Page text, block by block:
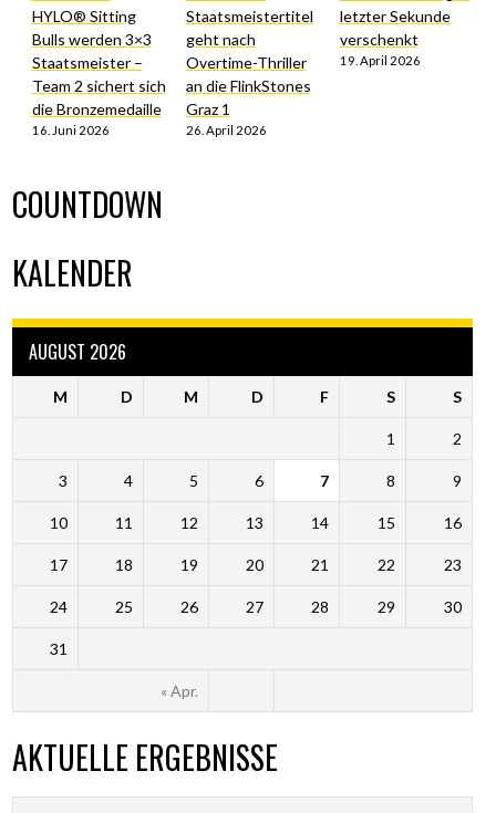
HYLO® Sitting
Bulls werden 3×3
Staatsmeister –
Team 2 sichert sich
die Bronzemedaille
16. Juni 2026
Staatsmeistertitel
geht nach
Overtime-Thriller
an die FlinkStones
Graz 1
26. April 2026
letzter Sekunde
verschenkt
19. April 2026
COUNTDOWN
KALENDER
AUGUST 2026
M D M D F S S
« Apr.
1 2
3 4 5 6 7 8 9
10 11 12 13 14 15 16
17 18 19 20 21 22 23
24 25 26 27 28 29 30
31
AKTUELLE ERGEBNISSE